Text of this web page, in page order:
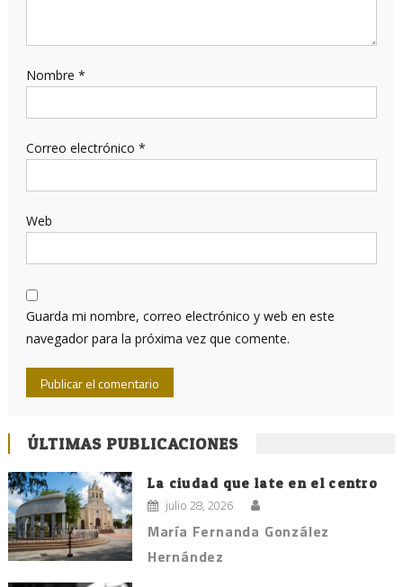
Nombre *
Correo electrónico *
Web
Guarda mi nombre, correo electrónico y web en este
navegador para la próxima vez que comente.
ÚLTIMAS PUBLICACIONES
La ciudad que late en el centro
julio 28, 2026
María Fernanda González
Hernández